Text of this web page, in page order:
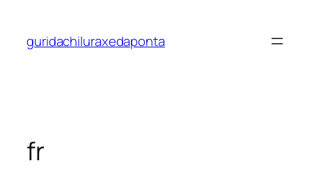
contenido
guridachiluraxedaponta
fr